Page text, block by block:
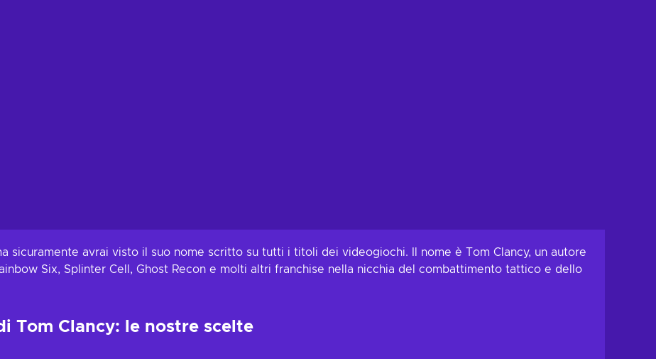
sicuramente avrai visto il suo nome scritto su tutti i titoli dei videogiochi. Il nome è Tom Clancy, un autore
Six, Splinter Cell, Ghost Recon e molti altri franchise nella nicchia del combattimento tattico e dello
Tom Clancy: le nostre scelte